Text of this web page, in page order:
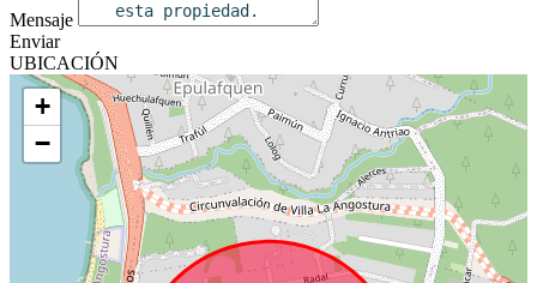
Mensaje
Enviar
UBICACIÓN
+
−